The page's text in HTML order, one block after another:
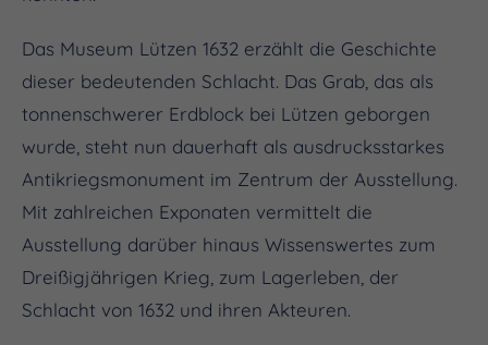
Das Museum Lützen 1632 erzählt die Geschichte
dieser bedeutenden Schlacht. Das Grab, das als
tonnenschwerer Erdblock bei Lützen geborgen
wurde, steht nun dauerhaft als ausdrucksstarkes
Antikriegsmonument im Zentrum der Ausstellung.
Mit zahlreichen Exponaten vermittelt die
Ausstellung darüber hinaus Wissenswertes zum
Dreißigjährigen Krieg, zum Lagerleben, der
Schlacht von 1632 und ihren Akteuren.